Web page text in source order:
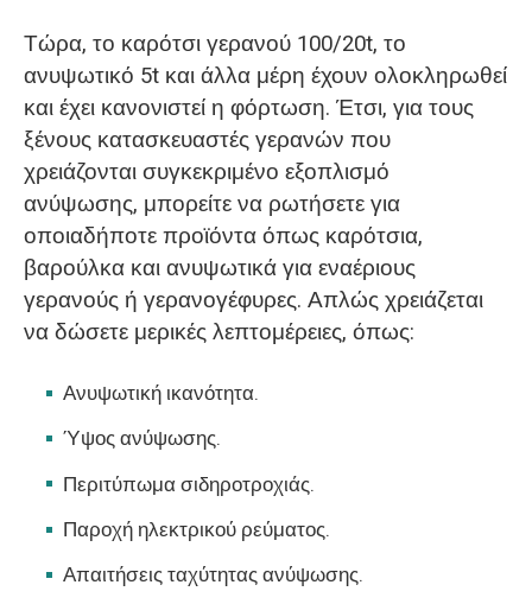
Τώρα, το καρότσι γερανού 100/20t, το
ανυψωτικό 5t και άλλα μέρη έχουν ολοκληρωθεί
και έχει κανονιστεί η φόρτωση. Έτσι, για τους
ξένους κατασκευαστές γερανών που
χρειάζονται συγκεκριμένο εξοπλισμό
ανύψωσης, μπορείτε να ρωτήσετε για
οποιαδήποτε προϊόντα όπως καρότσια,
βαρούλκα και ανυψωτικά για εναέριους
γερανούς ή γερανογέφυρες. Απλώς χρειάζεται
να δώσετε μερικές λεπτομέρειες, όπως:
Ανυψωτική ικανότητα.
Ύψος ανύψωσης.
Περιτύπωμα σιδηροτροχιάς.
Παροχή ηλεκτρικού ρεύματος.
Απαιτήσεις ταχύτητας ανύψωσης.